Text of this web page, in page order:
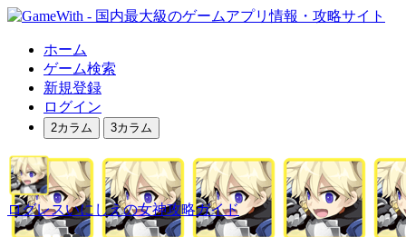
ホーム
ゲーム検索
新規登録
ログイン
2カラム 3カラム
ログレスいにしえの女神攻略ガイド